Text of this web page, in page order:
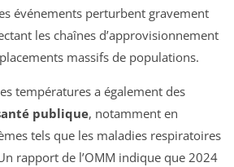
événements perturbent gravement
les chaînes d’approvisionnement
massifs de populations.
températures a également des
publique, notamment en
tels que les maladies respiratoires
rapport de l’OMM indique que 2024